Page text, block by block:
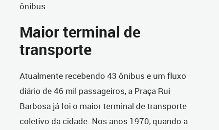
ônibus.
Maior terminal de
transporte
Atualmente recebendo 43 ônibus e um fluxo
diário de 46 mil passageiros, a Praça Rui
Barbosa já foi o maior terminal de transporte
coletivo da cidade. Nos anos 1970, quando a